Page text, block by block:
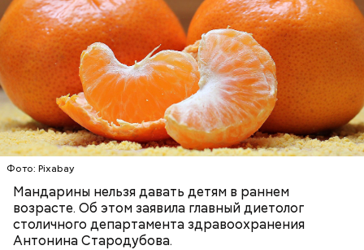
Фото: Pixabay
Мандарины нельзя давать детям в раннем
возрасте. Об этом заявила главный диетолог
столичного департамента здравоохранения
Антонина Стародубова.
с сахарным диабетом;
лишним весом.